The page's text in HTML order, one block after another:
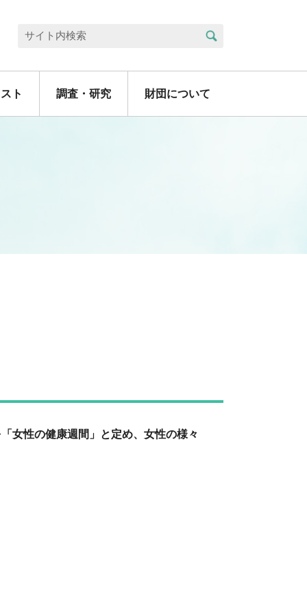
サイト内検索
ト 調査・研究 財団について
女性の健康週間」と定め、女性の様々